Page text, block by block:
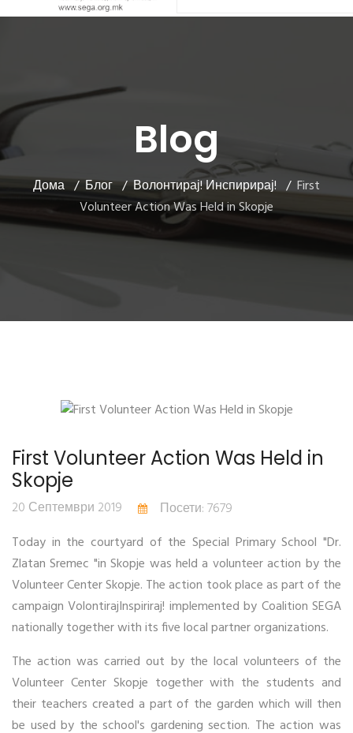
Blog
Дома Блог Волонтирај! Инспирирај!
First
Volunteer Action Was Held in Skopje
First Volunteer Action Was Held in
Skopje
20 Септември 2019
Посети: 7679
Today in the courtyard of the Special Primary School "Dr.
Zlatan Sremec "in Skopje was held a volunteer action by the
Volunteer Center Skopje. The action took place as part of the
campaign VolontirajInspiriraj! implemented by Coalition SEGA
nationally together with its five local partner organizations.
The action was carried out by the local volunteers of the
Volunteer Center Skopje together with the students and
their teachers created a part of the garden which will then
be used by the school's gardening section. The action was